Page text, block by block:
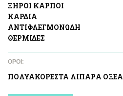
ΞΗΡΟΙ ΚΑΡΠΟΙ
ΚΑΡΔΙA
ΑΝΤΙΦΛΕΓΜΟΝΩΔΗ
ΘΕΡΜΙΔΕΣ
ΌΡΟΙ:
ΠΟΛΥΑΚΟΡΕΣΤΑ ΛΙΠΑΡA ΟΞΕΑ